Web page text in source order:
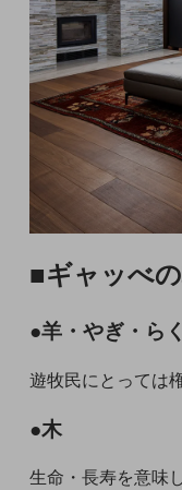
■ギャッべ
●羊・やぎ・ら
遊牧民にとっては
●木
生命・長寿を意味